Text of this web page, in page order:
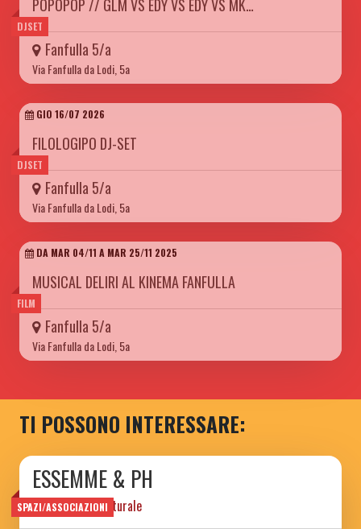
DJSET
POPOPOP // GLM VS EDY VS EDY VS MK…
Fanfulla 5/a
Via Fanfulla da Lodi, 5a
DJSET
GIO 16/07 2026
FILOLOGIPO DJ-SET
Fanfulla 5/a
Via Fanfulla da Lodi, 5a
FILM
DA MAR 04/11 A MAR 25/11 2025
MUSICAL DELIRI AL KINEMA FANFULLA
Fanfulla 5/a
Via Fanfulla da Lodi, 5a
TI POSSONO INTERESSARE:
SPAZI/ASSOCIAZIONI
ESSEMME & PH
associazione culturale